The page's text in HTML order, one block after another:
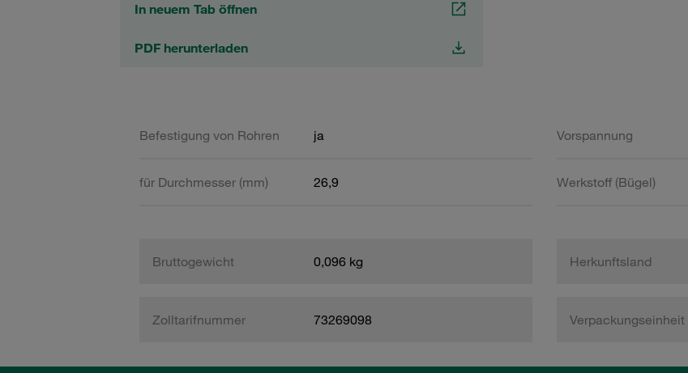
In neuem Tab öffnen
PDF herunterladen
Befestigung von Rohren ja Vorspannung
für Durchmesser (mm) 26,9 Werkstoff (Bügel)
Bruttogewicht 0,096 kg Herkunftsland
Zolltarifnummer 73269098 Verpackungseinheit